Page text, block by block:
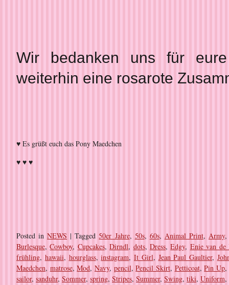
Wir bedanken uns für
weiterhin eine rosarote
♥ Es grüßt euch das Pony Maedchen
♥ ♥ ♥
Posted in NEWS |Tagged 50er Jahre, 50s, 60s, Animal Print,Army
Burlesque,Cowboy, Cupcakes,Dirndl, dots, Dress,Edgy, Enie van de
frühling, hawaii, hourglass,instagram, It Girl, Jean Paul Gaultier,
Maedchen, matrose,Mod, Navy, pencil,Pencil Skirt, Petticoat,Pin Up,
sailor, sanduhr, Sommer, spring, Stripes, Summer, Swing, tiki, Uniform,